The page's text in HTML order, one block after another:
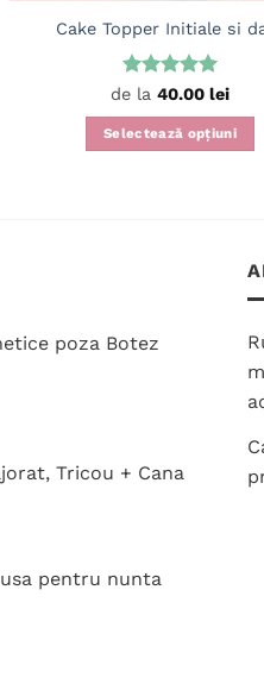
Cake Topper Initiale si
Evaluat la
de la 40.00 lei
Selectează opțiuni
produsului.
poza Botez
Tricou + Cana
pentru nunta